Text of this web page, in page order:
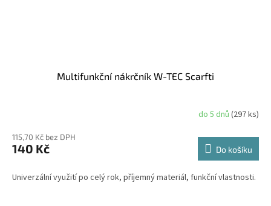
Multifunkční nákrčník W-TEC Scarfti
do 5 dnů (297 ks)
115,70 Kč bez DPH
140 Kč Do košíku
Univerzální využití po celý rok, příjemný materiál, funkční vlastnosti.